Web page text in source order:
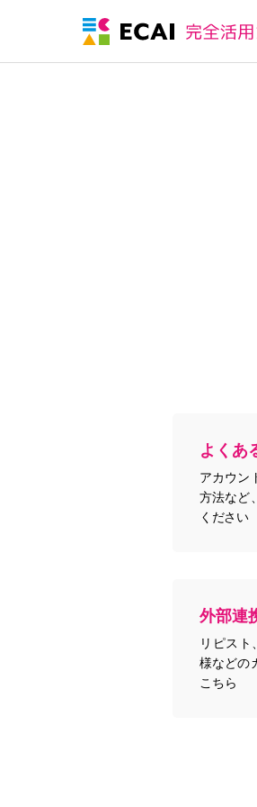
よくあ
アカウン
方法など
ください
外部連
リピス
様などの
こちら